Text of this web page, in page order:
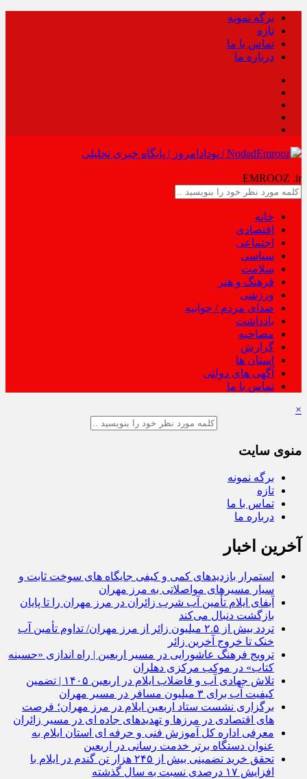
برگه نمونه
تازه
تماس با ما
درباره ما
EMROOZ .ir
خانه
اقتصادی
اجتماعی
سیاسی
سلامت
فرهنگ و هنر
ورزشی
صدای مردم / جوابیه
یادداشت
مصاحبه
گزارش
استان ها
آگهی های دولتی
تماس با ما
×
منوی سایت
برگه نمونه
تازه
تماس با ما
درباره ما
آخرین اخبار
استمرار بازدیدهای کمی و کیفی جایگاه‌ های سوخت ثابت و
سیار مسیرهای مواصلاتی به مرز مهران
آبفای ایلام تأمین آب شرب زائران در مرز مهران را تا پایان
بازگشت دنبال می‌کند
تردد بیش از ۲.۵ میلیون زائر از مرز مهران/ تداوم تأمین آب
خنک تا خروج آخرین زائر
ترویج فرهنگ عاشورایی در مسیر اربعین | راه‌ اندازی «حسینه
کتاب» در موکب مرکزی دهلران
تلاش جهادی آب و فاضلاب ایلام در اربعین ۱۴۰۵ | تضمین
کیفیت آب برای ۳ میلیون مسافر در مسیر مهران
برگزاری نشست ستاد اربعین ایلام در مرز مهران؛ فرصت‌
های اقتصادی در مرزها و تهدیدهای جاده‌ ای در مسیر زائران
معرفی اداره کل آموزش فنی و حرفه‌ ای استان ایلام به‌
عنوان دستگاه برتر خدمت‌ رسانی در اربعین
تحقق خرید تضمینی بیش از ۲۴۵ هزار تن گندم در ایلام با
افزایش ۱۷ درصدی نسبت به سال گذشته